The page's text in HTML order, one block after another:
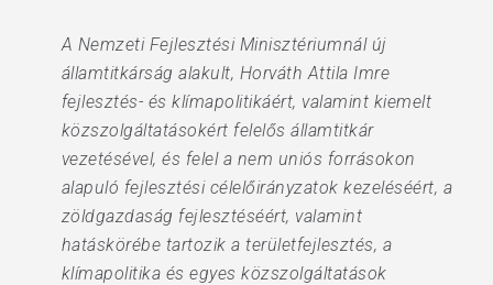
A Nemzeti Fejlesztési Minisztériumnál új
államtitkárság alakult, Horváth Attila Imre
fejlesztés- és klímapolitikáért, valamint kiemelt
közszolgáltatásokért felelős államtitkár
vezetésével, és felel a nem uniós forrásokon
alapuló fejlesztési célelőirányzatok kezeléséért, a
zöldgazdaság fejlesztéséért, valamint
hatáskörébe tartozik a területfejlesztés, a
klímapolitika és egyes közszolgáltatások